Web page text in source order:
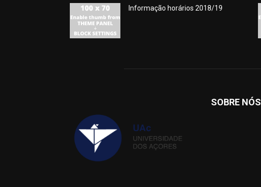
Informação horários 2018/19
SOBRE NÓS